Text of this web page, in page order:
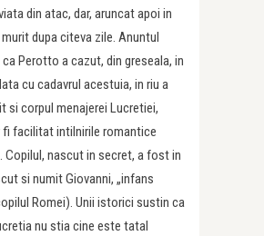
din atac, dar, aruncat apoi in
dupa citeva zile. Anuntul
Perotto a cazut, din greseala, in
cu cadavrul acestuia, in riu a
si corpul menajerei Lucretiei,
fi facilitat intilnirile romantice
Copilul, nascut in secret, a fost in
si numit Giovanni, „infans
Romei). Unii istorici sustin ca
nu stia cine este tatal